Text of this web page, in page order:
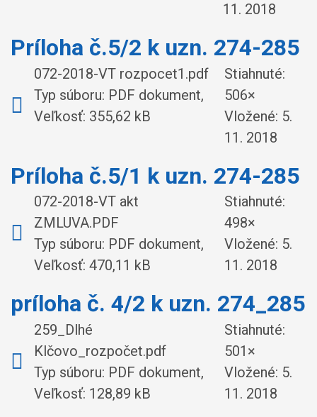
11. 2018
Príloha č.5/2 k uzn. 274-285
072-2018-VT rozpocet1.pdf
Typ súboru: PDF dokument,
Veľkosť: 355,62 kB
Stiahnuté:
506×
Vložené: 5.
11. 2018
Príloha č.5/1 k uzn. 274-285
072-2018-VT akt
ZMLUVA.PDF
Typ súboru: PDF dokument,
Veľkosť: 470,11 kB
Stiahnuté:
498×
Vložené: 5.
11. 2018
príloha č. 4/2 k uzn. 274_285
259_Dlhé
Klčovo_rozpočet.pdf
Typ súboru: PDF dokument,
Veľkosť: 128,89 kB
Stiahnuté:
501×
Vložené: 5.
11. 2018